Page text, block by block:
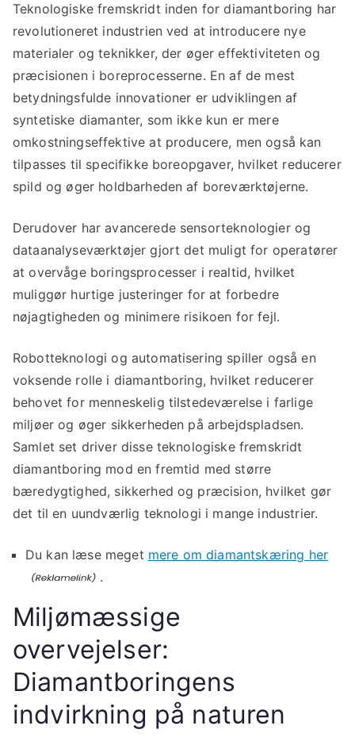
Teknologiske fremskridt inden for diamantboring har
revolutioneret industrien ved at introducere nye
materialer og teknikker, der øger effektiviteten og
præcisionen i boreprocesserne. En af de mest
betydningsfulde innovationer er udviklingen af
syntetiske diamanter, som ikke kun er mere
omkostningseffektive at producere, men også kan
tilpasses til specifikke boreopgaver, hvilket reducerer
spild og øger holdbarheden af boreværktøjerne.
Derudover har avancerede sensorteknologier og
dataanalyseværktøjer gjort det muligt for operatører
at overvåge boringsprocesser i realtid, hvilket
muliggør hurtige justeringer for at forbedre
nøjagtigheden og minimere risikoen for fejl.
Robotteknologi og automatisering spiller også en
voksende rolle i diamantboring, hvilket reducerer
behovet for menneskelig tilstedeværelse i farlige
miljøer og øger sikkerheden på arbejdspladsen.
Samlet set driver disse teknologiske fremskridt
diamantboring mod en fremtid med større
bæredygtighed, sikkerhed og præcision, hvilket gør
det til en uundværlig teknologi i mange industrier.
Du kan læse meget mere om diamantskæring her
.
Miljømæssige
overvejelser:
Diamantboringens
indvirkning på naturen